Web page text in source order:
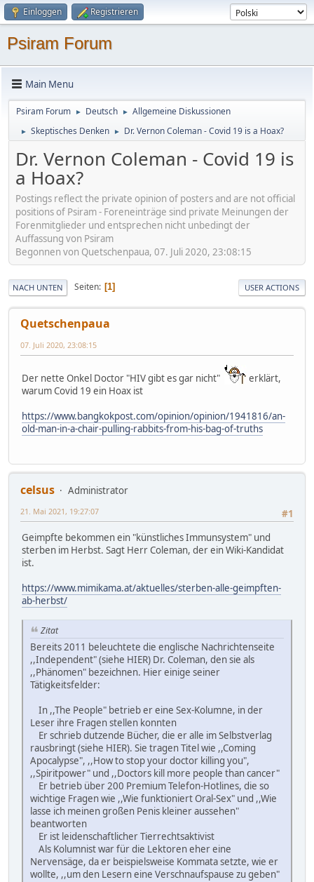
Einloggen Registrieren
Psiram Forum
Main Menu
Psiram Forum ► Deutsch ► Allgemeine Diskussionen
► Skeptisches Denken ► Dr. Vernon Coleman - Covid 19 is a Hoax?
Dr. Vernon Coleman - Covid 19 is
a Hoax?
Postings reflect the private opinion of posters and are not official
positions of Psiram - Foreneinträge sind private Meinungen der
Forenmitglieder und entsprechen nicht unbedingt der
Auffassung von Psiram
Begonnen von Quetschenpaua, 07. Juli 2020, 23:08:15
NACH UNTEN Seiten 1 USER ACTIONS
Quetschenpaua
07. Juli 2020, 23:08:15
Der nette Onkel Doctor "HIV gibt es gar nicht"
erklärt,
warum Covid 19 ein Hoax ist
https://www.bangkokpost.com/opinion/opinion/1941816/an-
old-man-in-a-chair-pulling-rabbits-from-his-bag-of-truths
celsus
Administrator
#1
21. Mai 2021, 19:27:07
Geimpfte bekommen ein "künstliches Immunsystem" und
sterben im Herbst. Sagt Herr Coleman, der ein Wiki-Kandidat
ist.
https://www.mimikama.at/aktuelles/sterben-alle-geimpften-
ab-herbst/
Zitat
Bereits 2011 beleuchtete die englische Nachrichtenseite
,,Independent" (siehe HIER) Dr. Coleman, den sie als
,,Phänomen" bezeichnen. Hier einige seiner
Tätigkeitsfelder:
In ,,The People" betrieb er eine Sex-Kolumne, in der
Leser ihre Fragen stellen konnten
Er schrieb dutzende Bücher, die er alle im Selbstverlag
rausbringt (siehe HIER). Sie tragen Titel wie ,,Coming
Apocalypse", ,,How to stop your doctor killing you",
,,Spiritpower" und ,,Doctors kill more people than cancer"
Er betrieb über 200 Premium Telefon-Hotlines, die so
wichtige Fragen wie ,,Wie funktioniert Oral-Sex" und ,,Wie
lasse ich meinen großen Penis kleiner aussehen"
beantworten
Er ist leidenschaftlicher Tierrechtsaktivist
Als Kolumnist war für die Lektoren eher eine
Nervensäge, da er beispielsweise Kommata setzte, wie er
wollte, ,,um den Lesern eine Verschnaufspause zu geben"